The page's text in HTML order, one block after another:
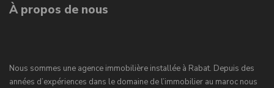
À propos de nous
Nous sommes une agence immobilière installée à Rabat. Depuis des
années d’expériences dans le domaine de l’immobilier au maroc nous